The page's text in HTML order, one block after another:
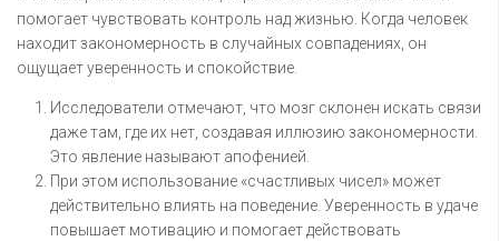
помогает чувствовать контроль над жизнью. Когда человек
находит закономерность в случайных совпадениях, он
ощущает уверенность и спокойствие.
Исследователи отмечают, что мозг склонен искать связи
даже там, где их нет, создавая иллюзию закономерности.
Это явление называют апофенией.
При этом использование «счастливых чисел» может
действительно влиять на поведение. Уверенность в удаче
повышает мотивацию и помогает действовать